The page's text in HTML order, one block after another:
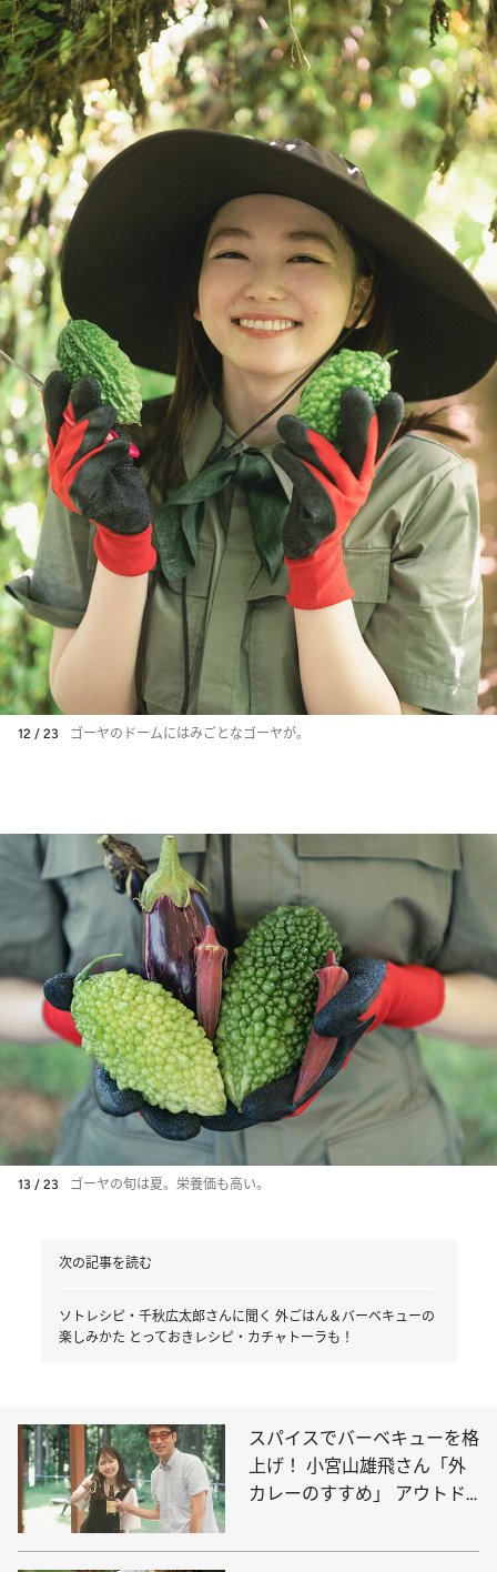
12 / 23 ゴーヤのドームにはみごとなゴーヤが。
13 / 23 ゴーヤの旬は夏。栄養価も高い。
次の記事を読む
ソトレシピ・千秋広太郎さんに聞く 外ごはん＆バーベキューの
楽しみかた とっておきレシピ・カチャトーラも！
スパイスでバーベキューを格
上げ！ 小宮山雄飛さん「外
カレーのすすめ」 アウトド